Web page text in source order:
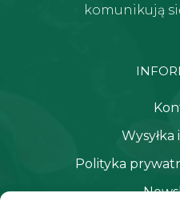
komunikują
Wysyłka
Polityka